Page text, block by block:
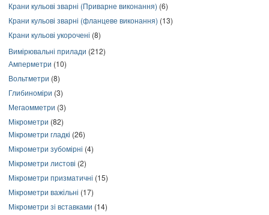
Крани кульові зварні (Приварне виконання) (6)
Крани кульові зварні (фланцеве виконання) (13)
Крани кульові укорочені (8)
Вимірювальні прилади (212)
Амперметри (10)
Вольтметри (8)
Глибиноміри (3)
Мегаомметри (3)
Мікрометри (82)
Мікрометри гладкі (26)
Мікрометри зубомірні (4)
Мікрометри листові (2)
Мікрометри призматичні (15)
Мікрометри важільні (17)
Мікрометри зі вставками (14)